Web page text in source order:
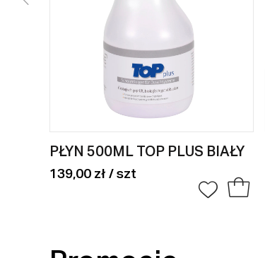
PŁYN 500ML TOP PLUS BIAŁY
139,00 zł / szt